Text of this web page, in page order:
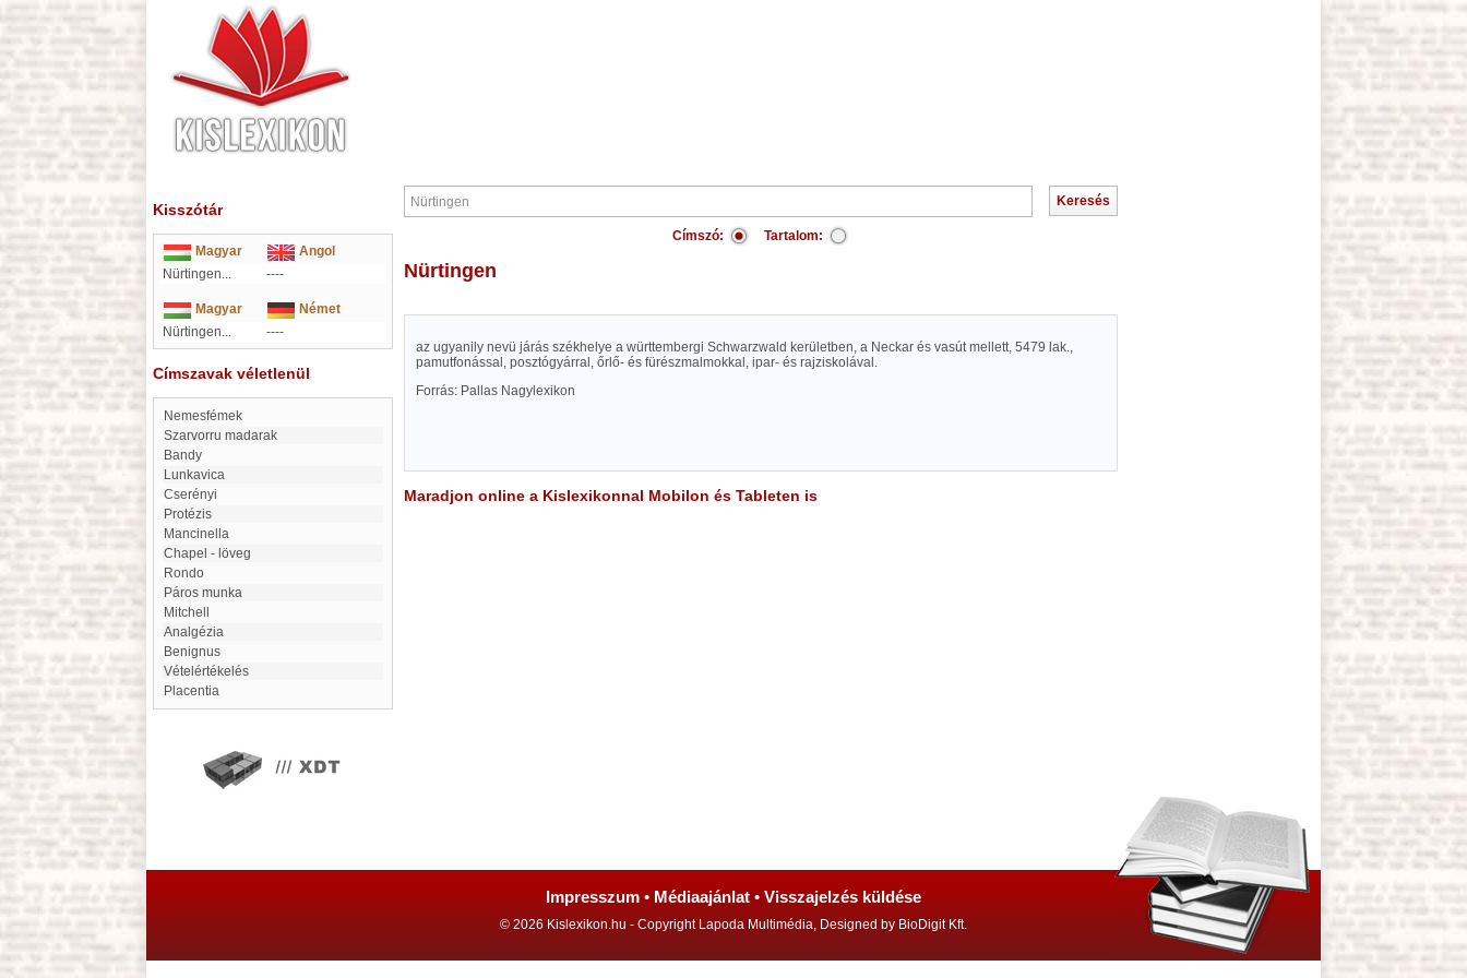
Kisszótár
Magyar
Angol
Nürtingen...
----
Magyar
Német
Nürtingen...
----
Címszavak véletlenül
nemesfémek
Szarvorru madarak
bandy
Lunkavica
Cserényi
Protézis
Mancinella
Chapel - löveg
Rondo
Páros munka
Mitchell
Analgézia
benignus
vételértékelés
Placentia
Címszó: Tartalom:
Nürtingen
az ugyanily nevü járás székhelye a württembergi Schwarzwald kerületben, a Neckar és vasút mellett, 5479 lak.,
pamutfonással, posztógyárral, őrlő- és fürészmalmokkal, ipar- és rajziskolával.
Forrás: Pallas Nagylexikon
Maradjon online a Kislexikonnal Mobilon és Tableten is
Impresszum • Médiaajánlat • Visszajelzés küldése
© 2026 Kislexikon.hu - Copyright Lapoda Multimédia, Designed by BioDigit Kft.